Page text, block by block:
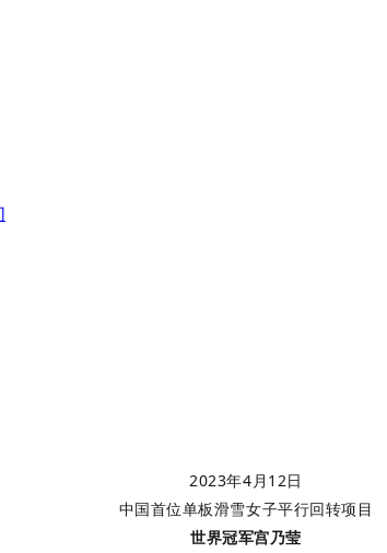
2023年4月12日
中国首位单板滑雪女子平行回转项目
世界冠军宫乃莹